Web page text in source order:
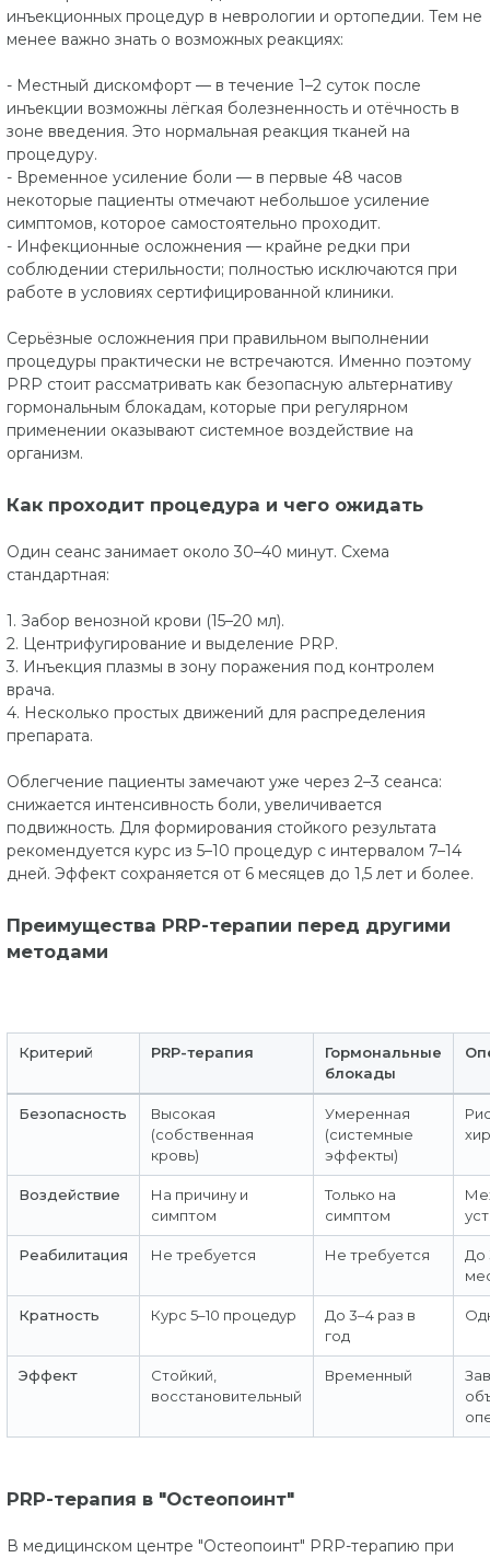
инъекционных процедур в неврологии и ортопедии. Тем не
менее важно знать о возможных реакциях:
- Местный дискомфорт — в течение 1–2 суток после
инъекции возможны лёгкая болезненность и отёчность в
зоне введения. Это нормальная реакция тканей на
процедуру.
- Временное усиление боли — в первые 48 часов
некоторые пациенты отмечают небольшое усиление
симптомов, которое самостоятельно проходит.
- Инфекционные осложнения — крайне редки при
соблюдении стерильности; полностью исключаются при
работе в условиях сертифицированной клиники.
Серьёзные осложнения при правильном выполнении
процедуры практически не встречаются. Именно поэтому
PRP стоит рассматривать как безопасную альтернативу
гормональным блокадам, которые при регулярном
применении оказывают системное воздействие на
организм.
Как проходит процедура и чего ожидать
Один сеанс занимает около 30–40 минут. Схема
стандартная:
1. Забор венозной крови (15–20 мл).
2. Центрифугирование и выделение PRP.
3. Инъекция плазмы в зону поражения под контролем
врача.
4. Несколько простых движений для распределения
препарата.
Облегчение пациенты замечают уже через 2–3 сеанса:
снижается интенсивность боли, увеличивается
подвижность. Для формирования стойкого результата
рекомендуется курс из 5–10 процедур с интервалом 7–14
дней. Эффект сохраняется от 6 месяцев до 1,5 лет и более.
Преимущества PRP-терапии перед другими
методами
Критерий PRP-терапия
Гормональные
блокады
Безопасность
Высокая
(собственная
кровь)
Умеренная
(системные
эффекты)
Воздействие
На причину и
симптом
Только на
симптом
Реабилитация Не требуется Не требуется
До
Кратность Курс 5–10 процедур
До 3–4 раз в
год
Эффект
Стойкий,
восстановительный
Временный
PRP-терапия в "Остеопоинт"
В медицинском центре "Остеопоинт" PRP-терапию при